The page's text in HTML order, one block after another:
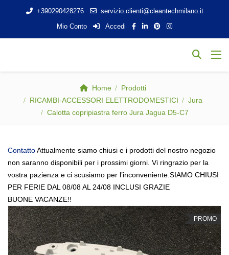
+390290428276
servizio.clienti@cleantechmilano.it
Mio Conto
Accedi
Home
Prodotti
RICAMBI-ACCESSORI ELETTRODOMESTICI
Jura
Calotta copripiastra ferro Jura Jagua D5-C7
ContattoAttualmente siamo chiusi e i prodotti del nostro negozio
non saranno disponibili per i prossimi giorni. Vi ringrazio per la
vostra pazienza e ci scusiamo per l’inconveniente.SIAMO CHIUSI
PER FERIE DAL 08/08 AL 24/08 INCLUSI GRAZIE
BUONE VACANZE!!
PROMO